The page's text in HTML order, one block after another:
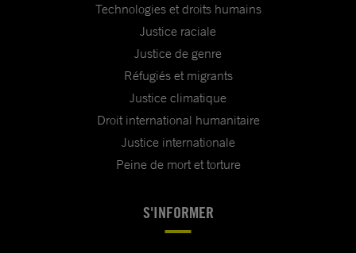
Technologies et droits humains
Justice raciale
Justice de genre
Réfugiés et migrants
Justice climatique
Droit international humanitaire
Justice internationale
Peine de mort et torture
S'INFORMER